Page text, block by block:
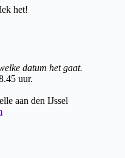
het!
datum het gaat.
uur.
aan den IJssel